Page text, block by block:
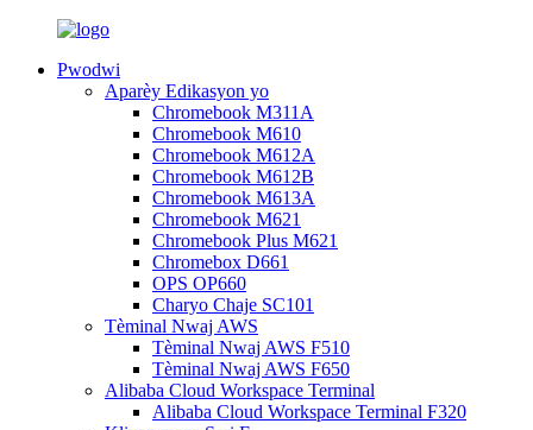
Pwodwi
Aparèy Edikasyon yo
Chromebook M311A
Chromebook M610
Chromebook M612A
Chromebook M612B
Chromebook M613A
Chromebook M621
Chromebook Plus M621
Chromebox D661
OPS OP660
Charyo Chaje SC101
Tèminal Nwaj AWS
Tèminal Nwaj AWS F510
Tèminal Nwaj AWS F650
Alibaba Cloud Workspace Terminal
Alibaba Cloud Workspace Terminal F320